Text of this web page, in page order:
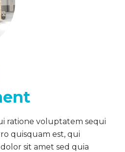
ratione voluptatem sequi
quisquam est, qui
sit amet sed quia